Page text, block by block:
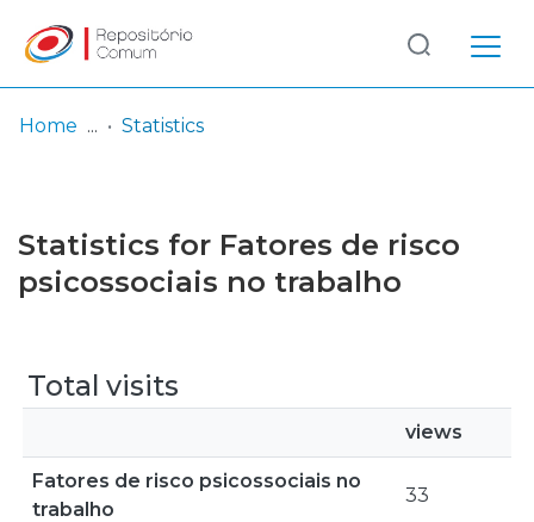
Browse repository
Log
In
(current)
Home Statistics
Statistics for Fatores de risco
psicossociais no trabalho
Total visits
views
Fatores de risco psicossociais no
trabalho
33